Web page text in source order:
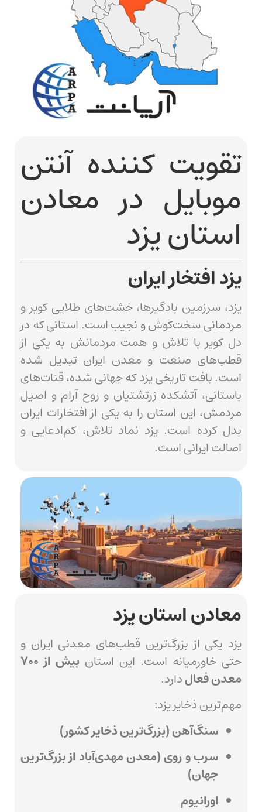
تقویت کننده آنتن
موبایل در معادن
استان یزد
یزد افتخار ایران
یزد، سرزمین بادگیرها، خشت‌های طلایی کویر و
مردمانی سخت‌کوش و نجیب است. استانی که در
دل کویر با تلاش و همت مردمانش به یکی از
قطب‌های صنعت و معدن ایران تبدیل شده
است. بافت تاریخی یزد که جهانی شده، قنات‌های
باستانی، آتشکده زرتشتیان و روح آرام و اصیل
مردمش، این استان را به یکی از افتخارات ایران
بدل کرده است. یزد نماد تلاش، کم‌ادعایی و
اصالت ایرانی است.
معادن استان یزد
یزد یکی از بزرگ‌ترین قطب‌های معدنی ایران و
حتی خاورمیانه است. این استان
بیش از ۷۰۰
معدن فعالدارد.
مهم‌ترین ذخایر یزد:
سنگ‌آهن (بزرگ‌ترین ذخایر کشور)
سرب و روی (معدن مهدی‌آباد از بزرگ‌ترین
جهان)
اورانیوم